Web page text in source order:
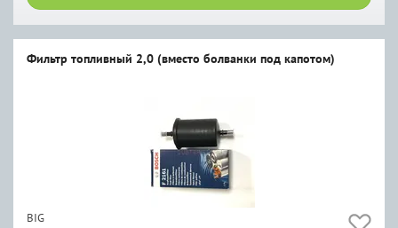
Фильтр топливный 2,0 (вместо болванки под капотом)
BIG